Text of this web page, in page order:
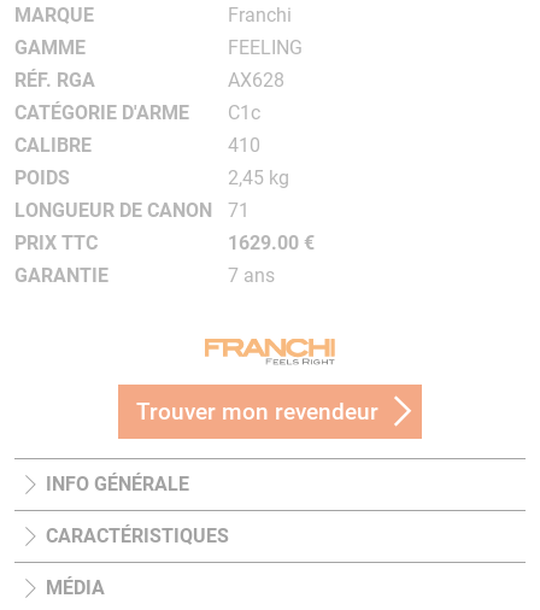
MARQUE
Franchi
GAMME
FEELING
RÉF. RGA
AX628
CATÉGORIE D'ARME
C1c
CALIBRE
410
POIDS
2,45 kg
LONGUEUR DE CANON
71
PRIX TTC
1629.00 €
GARANTIE
7 ans
Trouver mon revendeur
INFO GÉNÉRALE
CARACTÉRISTIQUES
MÉDIA